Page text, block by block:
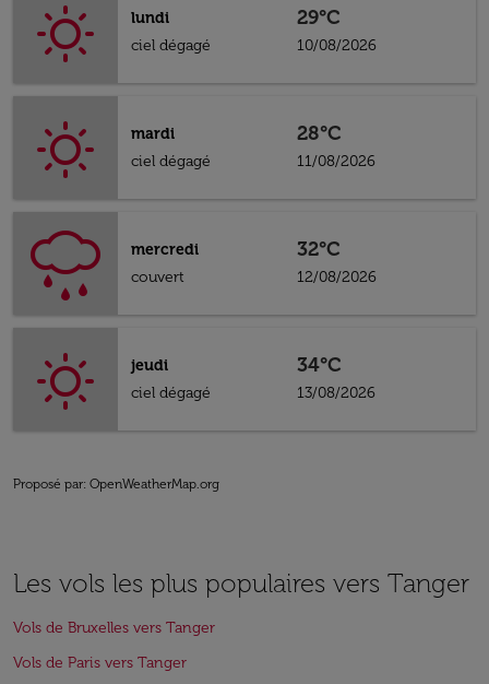
lundi
ciel dégagé
29°C
10/08/2026
mardi
ciel dégagé
28°C
11/08/2026
mercredi
couvert
32°C
12/08/2026
jeudi
ciel dégagé
34°C
13/08/2026
Proposé par: OpenWeatherMap.org
Les vols les plus populaires vers Tanger
Vols de Bruxelles vers Tanger
Vols de Paris vers Tanger